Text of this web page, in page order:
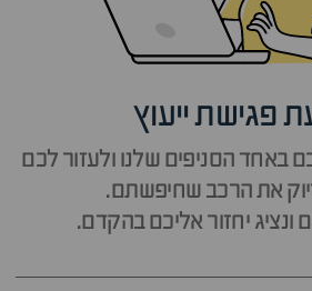
פגישת ייעוץ
באחד הסניפים שלנו ולעזור לכם
את הרכב שחיפשתם.
ונציג יחזור אליכם בהקדם.